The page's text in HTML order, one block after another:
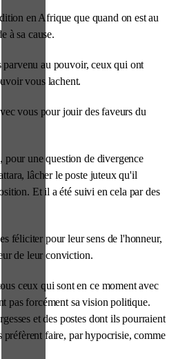
en Afrique que quand on est au
à sa cause.
parvenu au pouvoir, ceux qui ont
vous lachent.
vous pour jouir des faveurs du
une question de divergence
lâcher le poste juteux qu'il
Et il a été suivi en cela par des
féliciter pour leur sens de l'honneur,
de leur conviction.
ceux qui sont en ce moment avec
pas forcément sa vision politique.
et des postes dont ils pourraient
faire, par hypocrisie, comme